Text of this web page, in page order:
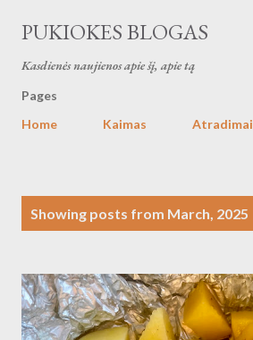
Skip to main content
PUKIOKES BLOGAS
Kasdienės naujienos apie šį, apie tą
Pages
Home
Kaimas Atradimai
Showing posts from March, 2025